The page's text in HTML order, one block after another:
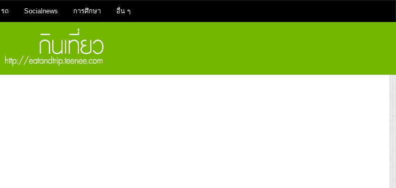
รถ Socialnews การศึกษา อื่น ๆ